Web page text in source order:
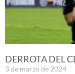
DERROTA DEL
3 de marzo de 2024